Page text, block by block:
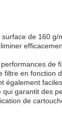
de 160
de
en fonction
également
garantit des
de